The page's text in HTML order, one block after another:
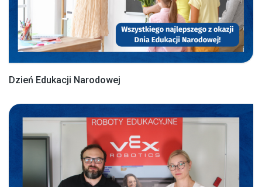
Dzień Edukacji Narodowej